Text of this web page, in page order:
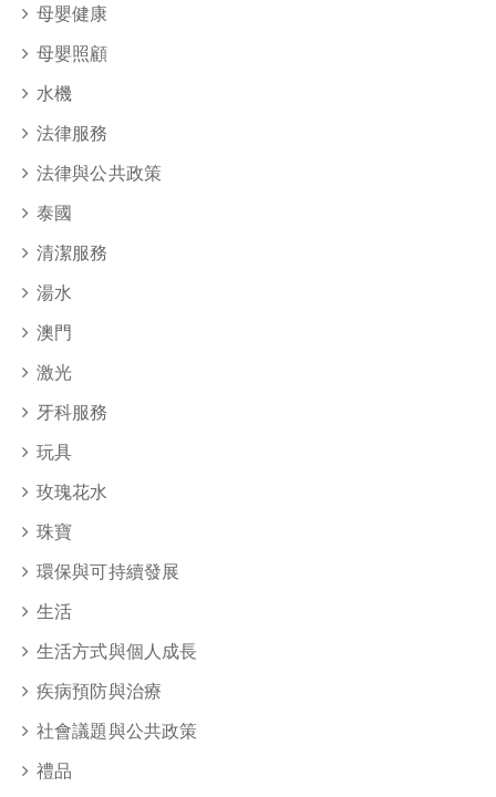
母嬰健康
母嬰照顧
水機
法律服務
法律與公共政策
泰國
清潔服務
湯水
澳門
激光
牙科服務
玩具
玫瑰花水
珠寶
環保與可持續發展
生活
生活方式與個人成長
疾病預防與治療
社會議題與公共政策
禮品